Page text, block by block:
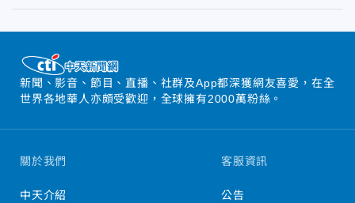
新聞、影音、節目、直播、社群及App都深獲網友喜愛，在全
世界各地華人亦頗受歡迎，全球擁有2000萬粉絲。
關於我們
中天介紹
客服資訊
公告